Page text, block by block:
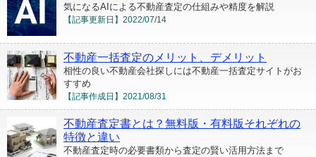
気になるAIによる不動産査定の仕組みや精度を解説
【記事更新日】 2022/07/14
不動産一括査定のメリット、デメリット
相性の良い不動産会社探しには不動産一括査定サイトがお
すすめ
【記事作成日】 2021/08/31
不動産査定書とは？無料版・有料版それぞれの
特徴と違い
不動産査定時の必要書類から査定の賢い活用方法まで